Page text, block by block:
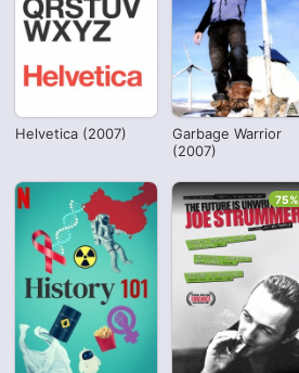
Helvetica (2007)
Garbage Warrior
(2007)
75%